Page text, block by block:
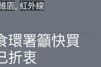
園, 紅外線
署籲快買
折衷